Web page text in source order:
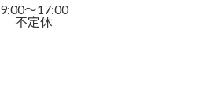
9:00～17:00
不定休